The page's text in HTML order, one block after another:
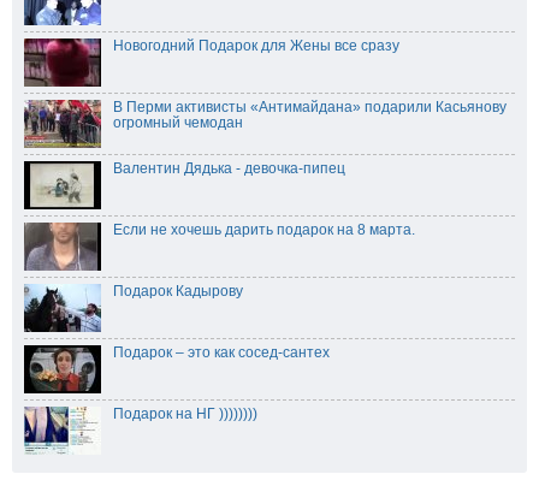
Новогодний Подарок для Жены все сразу
В Перми активисты «Антимайдана» подарили Касьянову
огромный чемодан
Валентин Дядька - девочка-пипец
Если не хочешь дарить подарок на 8 марта.
Подарок Кадырову
Подарок – это как сосед-сантех
Подарок на НГ ))))))))